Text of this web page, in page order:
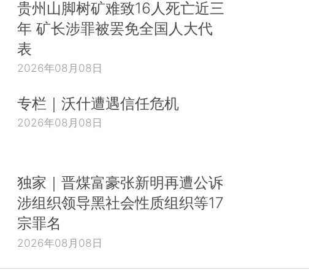
贵州山脚树矿难致16人死亡近三
年 矿长涉罪被罢免全国人大代
表
2026年08月08日
专栏｜沃什遭遇信任危机
2026年08月08日
独家｜晋煤富豪张新明再遭公诉
涉组织领导黑社会性质组织等17
宗罪名
2026年08月08日